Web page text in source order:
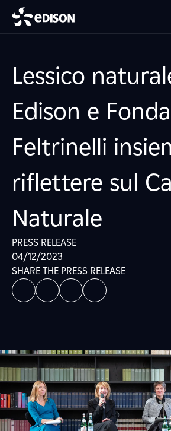
Lessico
Edison e
Feltrinelli
riflettere sul
Naturale
PRESS RELEASE
04/12/2023
SHARE THE PRESS RELEASE